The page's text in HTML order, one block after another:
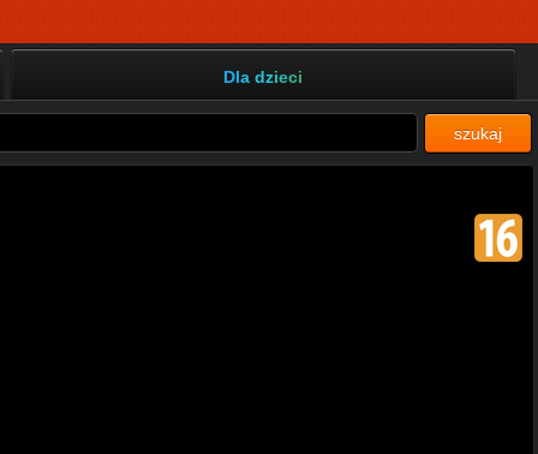
Dla dzieci
szukaj